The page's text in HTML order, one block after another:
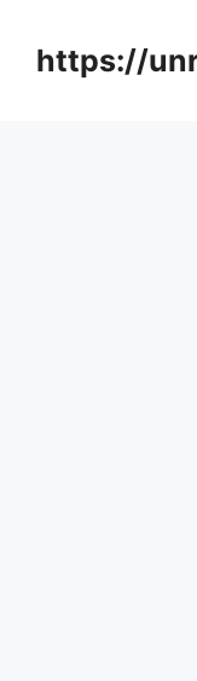
contenthttps://